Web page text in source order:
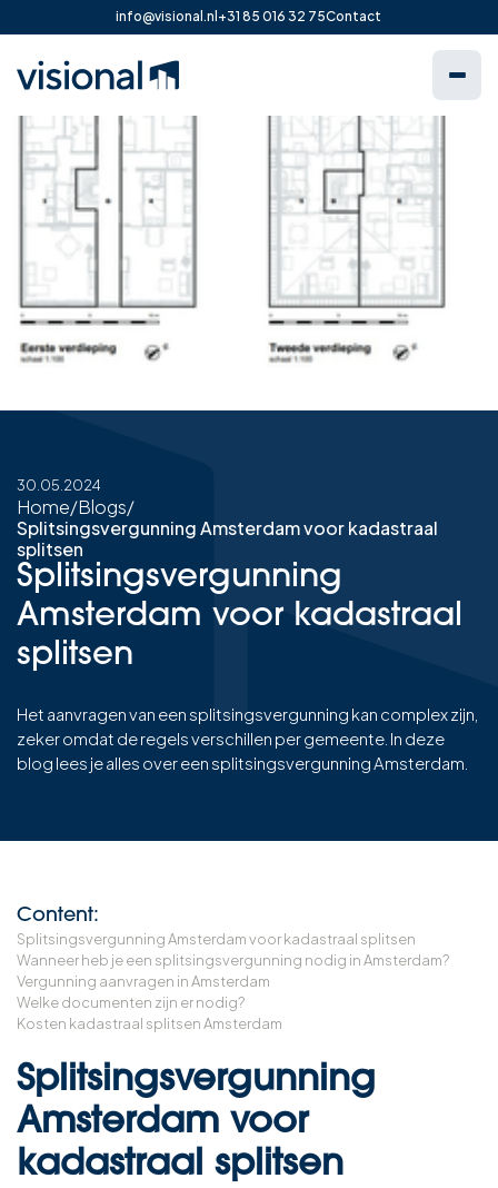
info@visional.nl +31 85 016 32 75Contact
30.05.2024
Home/Blogs/
Splitsingsvergunning Amsterdam voor kadastraal
splitsen
Splitsingsvergunning
Amsterdam voor kadastraal
splitsen
Het aanvragen van een splitsingsvergunning kan complex zijn,
zeker omdat de regels verschillen per gemeente. In deze
blog lees je alles over een splitsingsvergunning Amsterdam.
Content:
Splitsingsvergunning Amsterdam voor kadastraal splitsen
Wanneer heb je een splitsingsvergunning nodig in Amsterdam?
Vergunning aanvragen in Amsterdam
Welke documenten zijn er nodig?
Kosten kadastraal splitsen Amsterdam
Splitsingsvergunning
Amsterdam voor
kadastraal splitsen